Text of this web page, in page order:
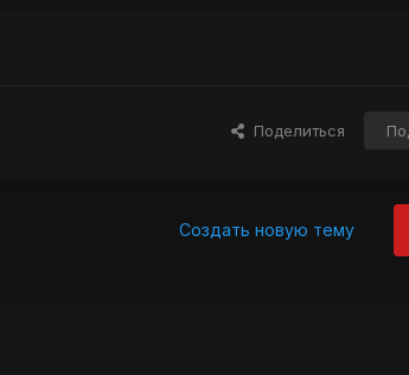
Поделиться
Создать новую тему